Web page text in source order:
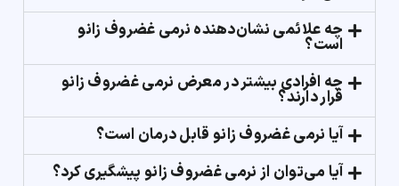
چه علائمی نشان‌دهنده نرمی غضروف زانو
است؟
چه افرادی بیشتر در معرض نرمی غضروف زانو
قرار دارند؟
آیا نرمی غضروف زانو قابل درمان است؟
آیا می‌توان از نرمی غضروف زانو پیشگیری کرد؟